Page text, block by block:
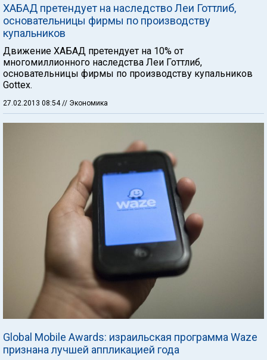
ХАБАД претендует на наследство Леи Готтлиб,
основательницы фирмы по производству
купальников
Движение ХАБАД претендует на 10% от
многомиллионного наследства Леи Готтлиб,
основательницы фирмы по производству купальников
Gottex.
27.02.2013 08:54// Экономика
Global Mobile Awards: израильская программа Waze
признана лучшей аппликацией года